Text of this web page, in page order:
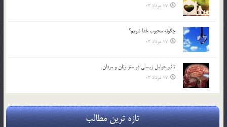
17 مرداد 03
چگونه محبوب خدا شويم؟
17 مرداد 03
تاثیر عوامل زيستي در مغز زنان و مردان
17 مرداد 03
تازه ترین مطالب